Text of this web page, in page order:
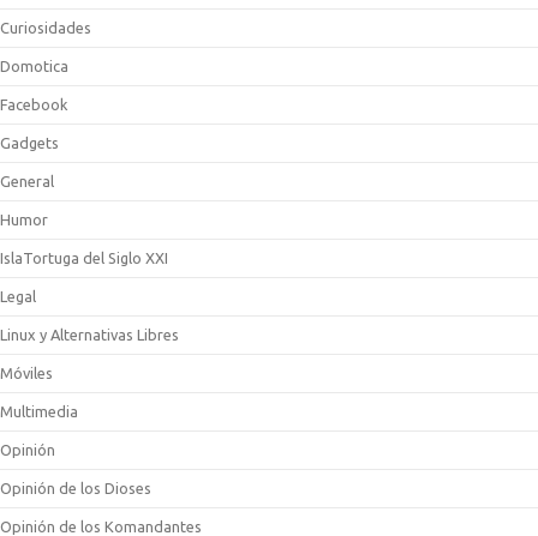
Curiosidades
Domotica
Facebook
Gadgets
General
Humor
IslaTortuga del Siglo XXI
Legal
Linux y Alternativas Libres
Móviles
Multimedia
Opinión
Opinión de los Dioses
Opinión de los Komandantes